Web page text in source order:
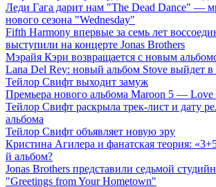
Леди Гага дарит нам "The Dead Dance" —
нового сезона "Wednesday"
Fifth Harmony впервые за семь лет
выступили на концерте Jonas Brothers
Мэрайя Кэри возвращается с новым
Lana Del Rey: новый альбом Stove выйдет в
Тейлор Свифт выходит замуж
Премьера нового альбома Maroon 5 —
Тейлор Свифт раскрыла трек-лист и дату
альбома
Тейлор Свифт объявляет новую эру
Кристина Агилера и фанатская теория:
й альбом?
Jonas Brothers представили седьмой
"Greetings from Your Hometown"